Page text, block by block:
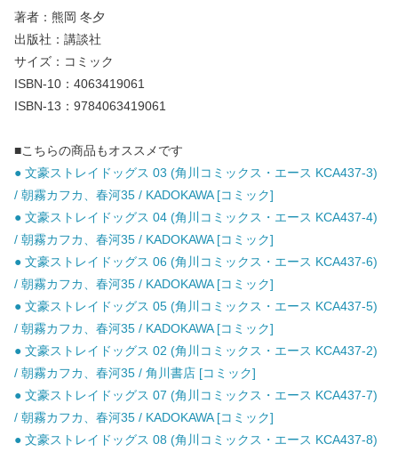
著者：熊岡 冬夕
出版社：講談社
サイズ：コミック
ISBN-10：4063419061
ISBN-13：9784063419061
■こちらの商品もオススメです
● 文豪ストレイドッグス 03 (角川コミックス・エース KCA437-3)
/ 朝霧カフカ、春河35 / KADOKAWA [コミック]
● 文豪ストレイドッグス 04 (角川コミックス・エース KCA437-4)
/ 朝霧カフカ、春河35 / KADOKAWA [コミック]
● 文豪ストレイドッグス 06 (角川コミックス・エース KCA437-6)
/ 朝霧カフカ、春河35 / KADOKAWA [コミック]
● 文豪ストレイドッグス 05 (角川コミックス・エース KCA437-5)
/ 朝霧カフカ、春河35 / KADOKAWA [コミック]
● 文豪ストレイドッグス 02 (角川コミックス・エース KCA437-2)
/ 朝霧カフカ、春河35 / 角川書店 [コミック]
● 文豪ストレイドッグス 07 (角川コミックス・エース KCA437-7)
/ 朝霧カフカ、春河35 / KADOKAWA [コミック]
● 文豪ストレイドッグス 08 (角川コミックス・エース KCA437-8)